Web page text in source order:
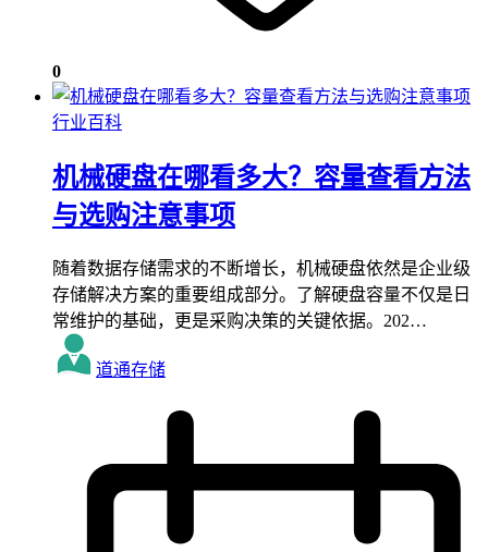
0
行业百科
机械硬盘在哪看多大？容量查看方法
与选购注意事项
随着数据存储需求的不断增长，机械硬盘依然是企业级
存储解决方案的重要组成部分。了解硬盘容量不仅是日
常维护的基础，更是采购决策的关键依据。202…
道通存储